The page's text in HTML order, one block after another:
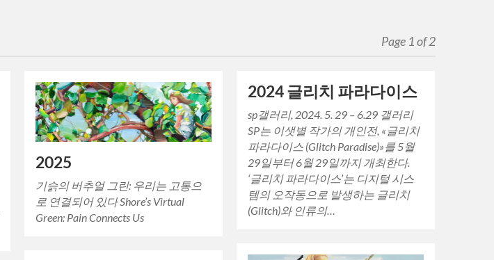
Page 1 of 2
2025
기슭의 버추얼 그린: 우리는 고통으
로 연결되어 있다 Shore’s Virtual
Green: Pain Connects Us
2024 글리치 파라다이스
sp갤러리, 2024. 5. 29 – 6.29 갤러리
SP는 이샛별 작가의 개인전, «글리치
파라다이스 (Glitch Paradise)»를 5월
29일부터 6월 29일까지 개최한다.
‘글리치 파라다이스’는 디지털 시스
템의 오작동으로 발생하는 글리치
(Glitch)와 인류의…